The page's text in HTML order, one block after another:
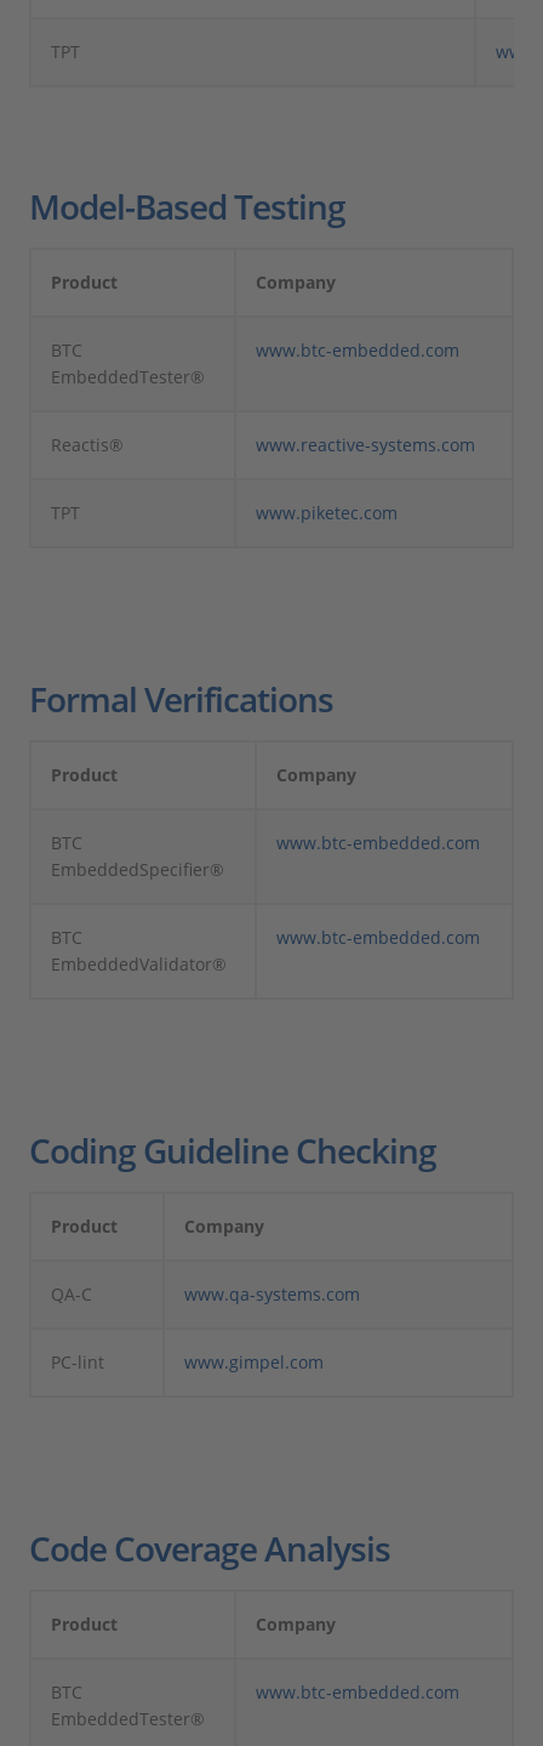
TPT
Model-Based Testing
Product Company
BTC
EmbeddedTester®
www.btc-embedded.com
Reactis® www.reactive-systems.com
TPT www.piketec.com
Formal Verifications
Product Company
BTC
EmbeddedSpecifier®
www.btc-embedded.com
BTC
EmbeddedValidator®
www.btc-embedded.com
Coding Guideline Checking
Product Company
QA-C www.qa-systems.com
PC-lint www.gimpel.com
Code Coverage Analysis
Product Company
BTC
EmbeddedTester®
www.btc-embedded.com